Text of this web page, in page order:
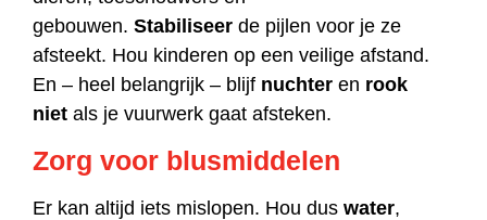
gebouwen. Stabiliseer de pijlen voor je ze
afsteekt. Hou kinderen op een veilige afstand.
En – heel belangrijk – blijf nuchter en rook
niet als je vuurwerk gaat afsteken.
Zorg voor blusmiddelen
Er kan altijd iets mislopen. Hou dus water,